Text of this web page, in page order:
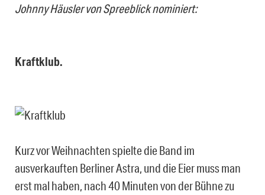
Johnny Häusler von Spreeblick nominiert:
Kraftklub.
Kurz vor Weihnachten spielte die Band im
ausverkauften Berliner Astra, und die Eier muss man
erst mal haben, nach 40 Minuten von der Bühne zu